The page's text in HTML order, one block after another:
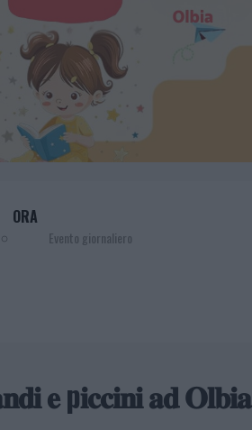
ORA
Evento giornaliero
𝐞 p𝐢𝐜𝐜𝐢𝐧𝐢 𝐚𝐝 𝐎𝐥𝐛𝐢𝐚